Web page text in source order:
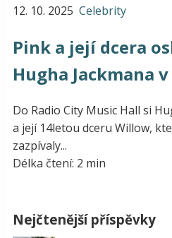
12. 10. 2025 Celebrity
Pink a její dcera
Hugha Jackmana
Do Radio City Music Hall si
a její 14letou dceru Willow,
zazpívaly...
Délka čtení: 2 min
Nejčtenější příspěvky